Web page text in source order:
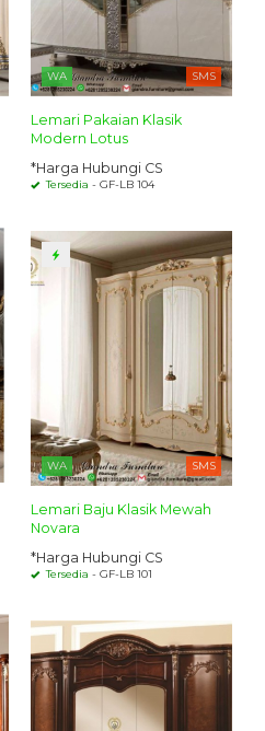
WA SMS
Lemari Pakaian Klasik
Modern Lotus
*Harga Hubungi CS
Tersedia - GF-LB 104
WA SMS
Lemari Baju Klasik Mewah
Novara
*Harga Hubungi CS
Tersedia - GF-LB 101